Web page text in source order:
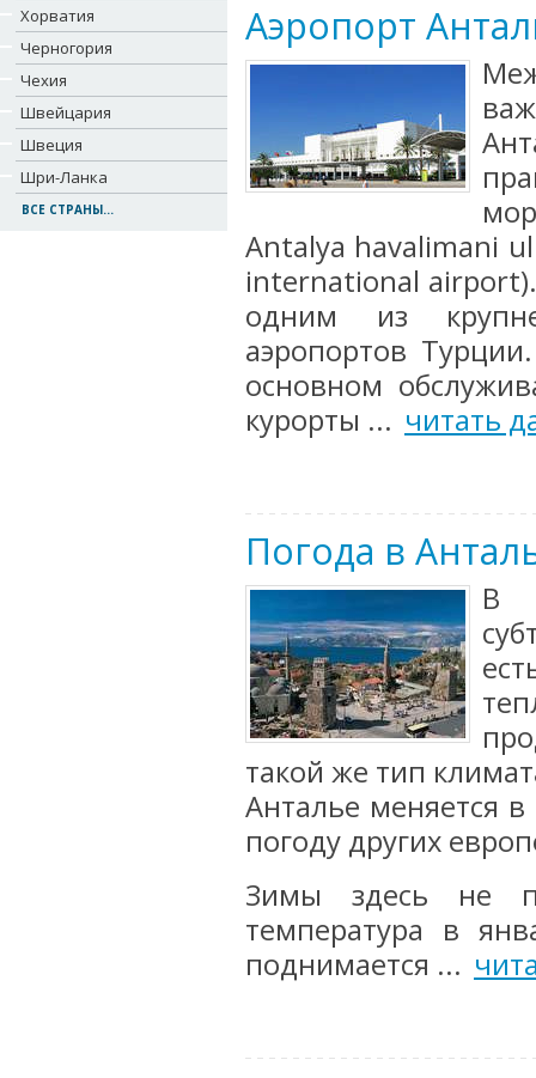
Хорватия
Черногория
Чехия
Швейцария
Швеция
Шри-Ланка
ВСЕ СТРАНЫ...
Аэропорт
Antalya havalimani
international airport).
одним из
аэропортов
основном
курорты ... читать
Погода в
В
такой же тип
Анталье меняется
погоду других
Зимы здесь не
температура в
поднимается ...